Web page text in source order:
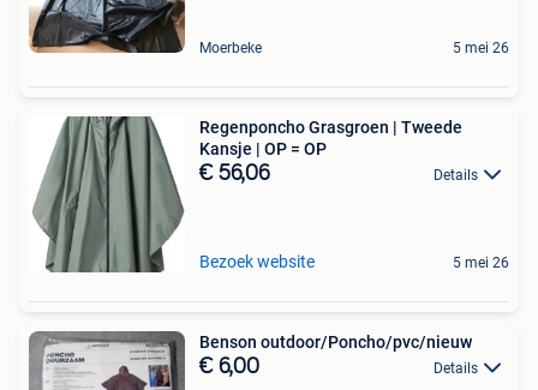
Moerbeke 5 mei 26
Regenponcho Grasgroen | Tweede
Kansje | OP = OP
€ 56,06 Details
Bezoek website 5 mei 26
Benson outdoor/Poncho/pvc/nieuw
€ 6,00 Details